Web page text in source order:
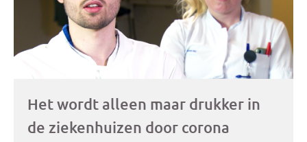
Het wordt alleen maar drukker in
de ziekenhuizen door corona